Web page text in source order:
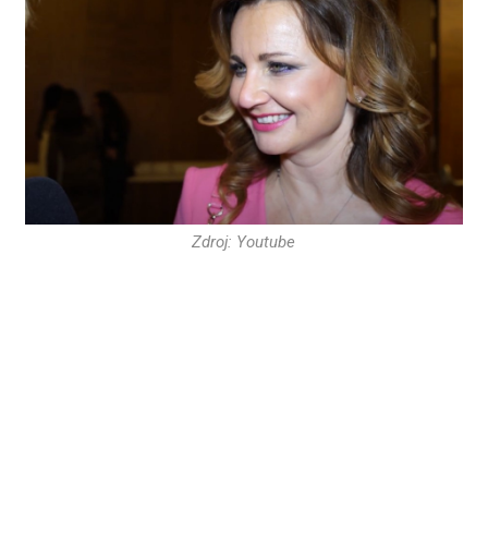
Zdroj: Youtube